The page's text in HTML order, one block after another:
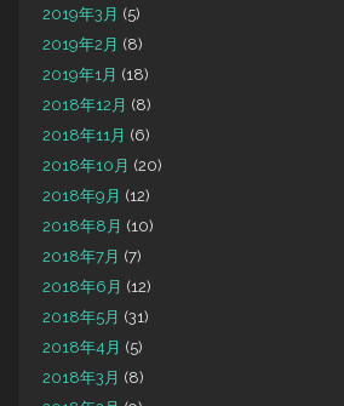
2019年3月 (5)
2019年2月 (8)
2019年1月 (18)
2018年12月 (8)
2018年11月 (6)
2018年10月 (20)
2018年9月 (12)
2018年8月 (10)
2018年7月 (7)
2018年6月 (12)
2018年5月 (31)
2018年4月 (5)
2018年3月 (8)